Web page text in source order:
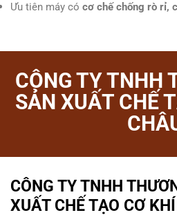
Ưu tiên máy có cơ chế chống rò rỉ,
CÔNG TY TNHH
SẢN XUẤT CHẾ
CÔNG TY TNHH
XUẤT CHẾ TẠO CƠ